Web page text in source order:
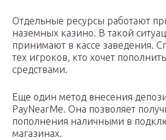
Отдельные ресурсы работают
наземных казино. В такой
принимают в кассе заведения.
тех игроков, кто хочет
средствами.
Еще один метод внесения
PayNearMe. Она позволяет
пополнения наличными в
магазинах.